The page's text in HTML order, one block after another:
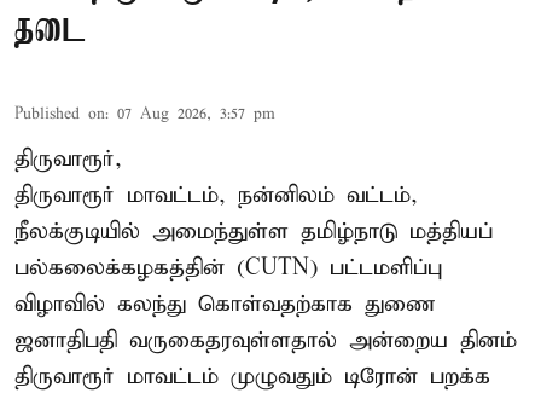
தடை
Published on: 07 Aug 2026, 3:57 pm
திருவாரூர்,
திருவாரூர் மாவட்டம், நன்னிலம் வட்டம்,
நீலக்குடியில் அமைந்துள்ள தமிழ்நாடு மத்தியப்
பல்கலைக்கழகத்தின் (CUTN) பட்டமளிப்பு
விழாவில் கலந்து கொள்வதற்காக துணை
ஜனாதிபதி வருகைதரவுள்ளதால் அன்றைய தினம்
திருவாரூர் மாவட்டம் முழுவதும் டிரோன் பறக்க